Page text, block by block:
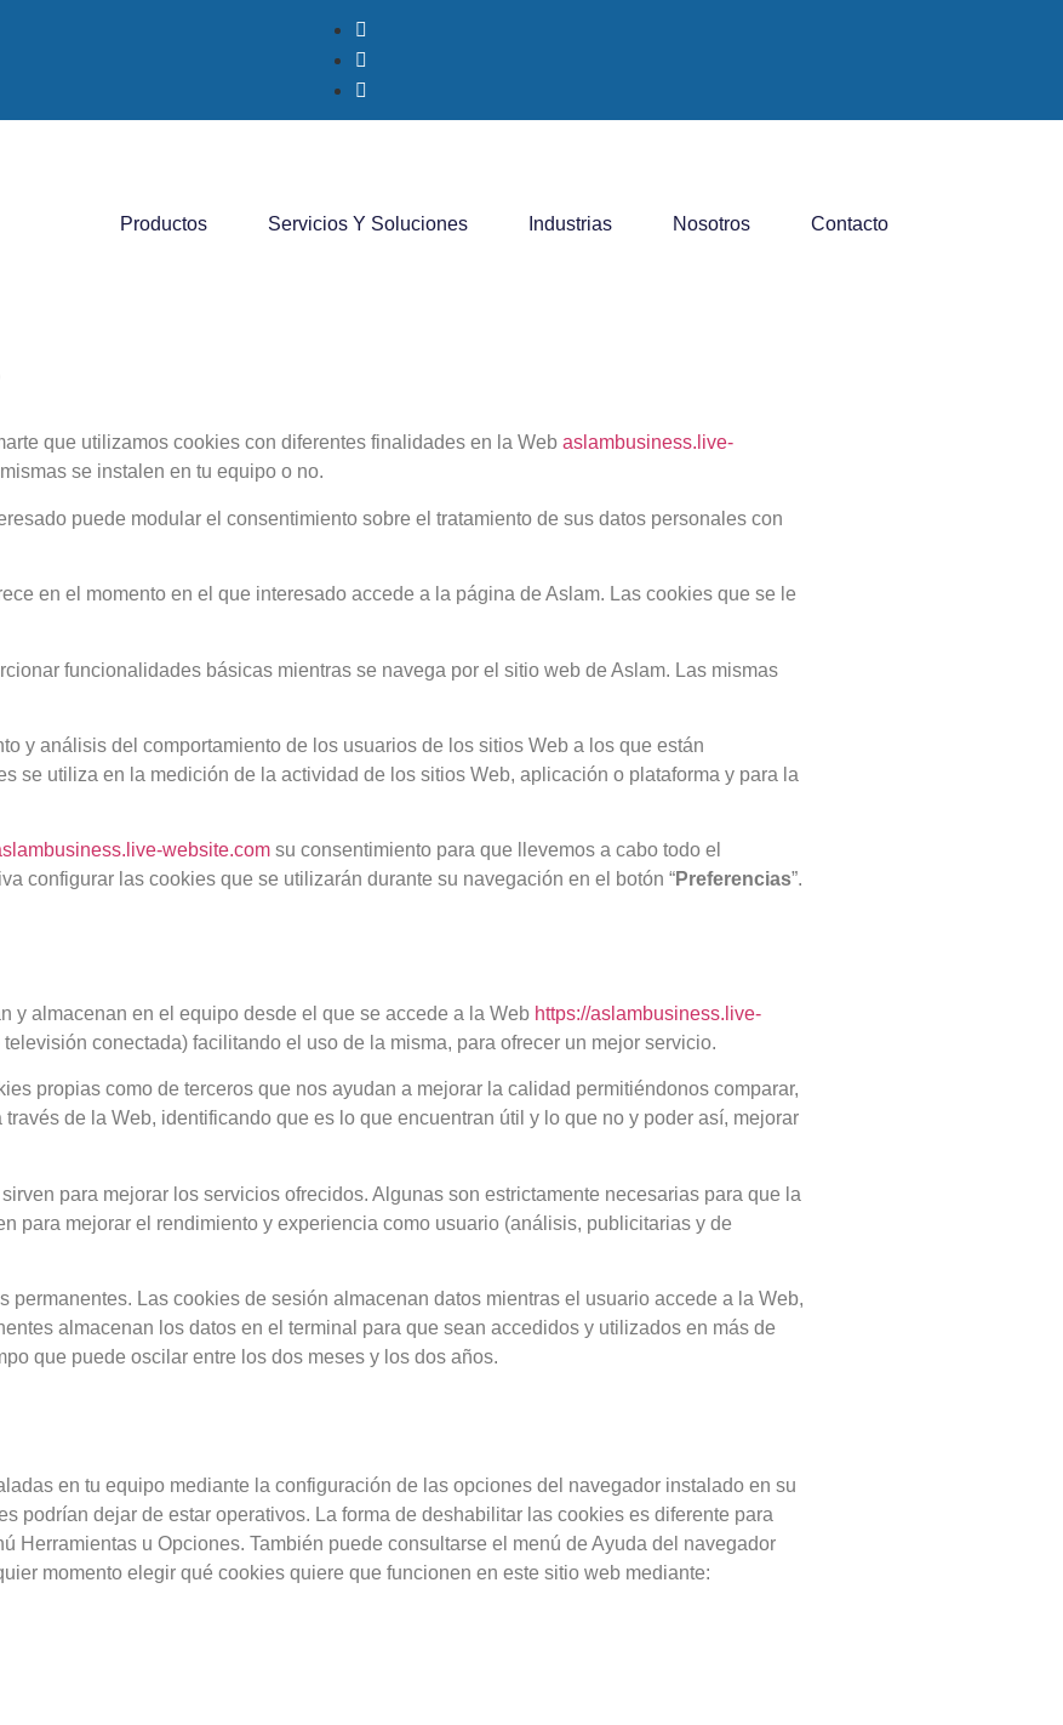
Productos Servicios Y Soluciones Industrias Nosotros Contacto
que utilizamos cookies con diferentes finalidades en la Web aslambusiness.live-
se instalen en tu equipo o no.
puede modular el consentimiento sobre el tratamiento de sus datos personales con
en el momento en el que interesado accede a la página de Aslam. Las cookies que se le
funcionalidades básicas mientras se navega por el sitio web de Aslam. Las mismas
y análisis del comportamiento de los usuarios de los sitios Web a los que están
se utiliza en la medición de la actividad de los sitios Web, aplicación o plataforma y para la
website.com su consentimiento para que llevemos a cabo todo el
configurar las cookies que se utilizarán durante su navegación en el botón “Preferencias”.
y almacenan en el equipo desde el que se accede a la Web https://aslambusiness.live-
conectada) facilitando el uso de la misma, para ofrecer un mejor servicio.
propias como de terceros que nos ayudan a mejorar la calidad permitiéndonos comparar,
de la Web, identificando que es lo que encuentran útil y lo que no y poder así, mejorar
para mejorar los servicios ofrecidos. Algunas son estrictamente necesarias para que la
para mejorar el rendimiento y experiencia como usuario (análisis, publicitarias y de
Las cookies de sesión almacenan datos mientras el usuario accede a la Web,
almacenan los datos en el terminal para que sean accedidos y utilizados en más de
que puede oscilar entre los dos meses y los dos años.
en tu equipo mediante la configuración de las opciones del navegador instalado en su
podrían dejar de estar operativos. La forma de deshabilitar las cookies es diferente para
Herramientas u Opciones. También puede consultarse el menú de Ayuda del navegador
momento elegir qué cookies quiere que funcionen en este sitio web mediante: